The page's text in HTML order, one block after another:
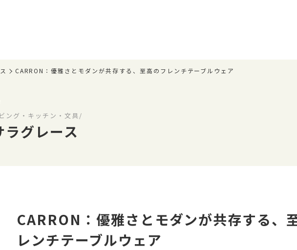
CARRON：優雅さとモダンが共存する、至高のフレンチテーブルウェア
ング・キッチン・文具/
ラグレース
CARRON：優雅さとモダンが共存する、
レンチテーブルウェア